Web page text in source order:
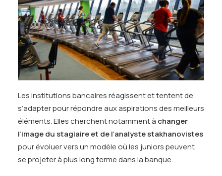
Les institutions bancaires réagissent et tentent de
s’adapter pour répondre aux aspirations des meilleurs
éléments. Elles cherchent notamment à changer
l’image du stagiaire et de l’analyste stakhanovistes
pour évoluer vers un modèle où les juniors peuvent
se projeter à plus long terme dans la banque.